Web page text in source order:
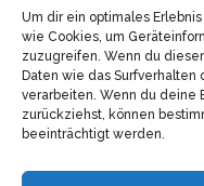
Um dir ein optimales
wie Cookies, um
zuzugreifen. Wenn du
Daten wie das
verarbeiten. Wenn du deine
zurückziehst, können
beeinträchtigt werden.